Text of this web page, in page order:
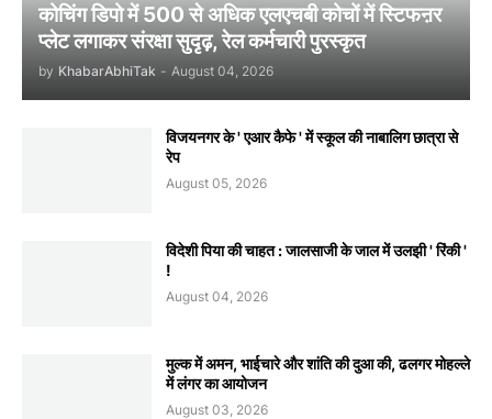
कोचिंग डिपो में 500 से अधिक एलएचबी कोचों में स्टिफऩर
प्लेट लगाकर संरक्षा सुदृढ़, रेल कर्मचारी पुरस्कृत
by KhabarAbhiTak - August 04, 2026
विजयनगर के ' एआर कैफे ' में स्कूल की नाबालिग छात्रा से
रेप
August 05, 2026
विदेशी पिया की चाहत : जालसाजी के जाल में उलझी ' रिंकी '
!
August 04, 2026
मुल्क में अमन, भाईचारे और शांति की दुआ की, ढलगर मोहल्ले
में लंगर का आयोजन
August 03, 2026